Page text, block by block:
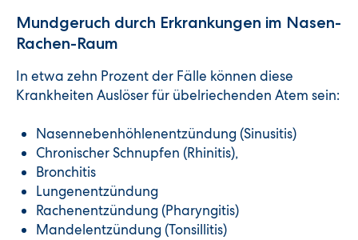
Mundgeruch durch Erkrankungen im Nasen-
Rachen-Raum
In etwa zehn Prozent der Fälle können diese
Krankheiten Auslöser für übelriechenden Atem sein:
Nasennebenhöhlenentzündung (Sinusitis)
Chronischer Schnupfen (Rhinitis),
Bronchitis
Lungenentzündung
Rachenentzündung (Pharyngitis)
Mandelentzündung (Tonsillitis)